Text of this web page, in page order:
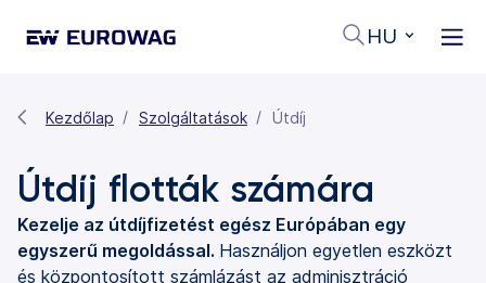
HU
Kezdőlap Szolgáltatások Útdíj
Útdíj flották számára
Kezelje az útdíjfizetést egész Európában egy
egyszerű megoldással. Használjon egyetlen eszközt
és központosított számlázást az adminisztráció